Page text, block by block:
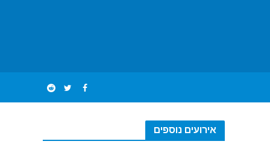
אירועים נוספים